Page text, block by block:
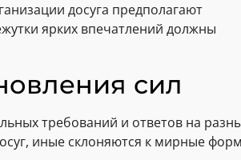
досуга предполагают
ярких впечатлений должны
сил
требований и ответов на
иные склоняются к мирные